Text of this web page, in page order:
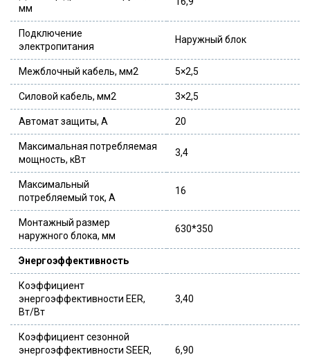
мм
Подключение
электропитания
Наружный блок
Межблочный кабель, мм2 5×2,5
Силовой кабель, мм2 3×2,5
Автомат защиты, А 20
Максимальная потребляемая
мощность, кВт
3,4
Максимальный
потребляемый ток, А
16
Монтажный размер
наружного блока, мм
630*350
Энергоэффективность
Коэффициент
энергоэффективности EER,
Вт/Вт
3,40
Коэффициент сезонной
энергоэффективности SEER,
6,90